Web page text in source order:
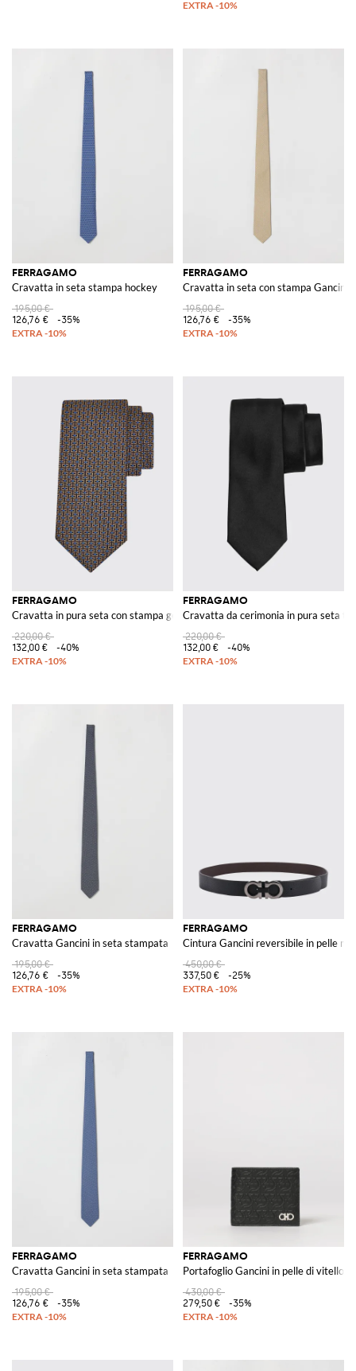
FERRAGAMO
Cravatta in seta stampa hockey
195,00 €
126,76 €
-35%
FERRAGAMO
Cravatta in seta con stampa Gancini
195,00 €
126,76 €
-35%
FERRAGAMO
Cravatta in pura seta con stampa geometrica astratta
220,00 €
132,00 €
-40%
FERRAGAMO
Cravatta da cerimonia in pura seta
220,00 €
132,00 €
-40%
FERRAGAMO
Cravatta Gancini in seta stampata
195,00 €
126,76 €
-35%
FERRAGAMO
Cintura Gancini reversibile in pelle
450,00 €
337,50 €
-25%
FERRAGAMO
Cravatta Gancini in seta stampata
195,00 €
126,76 €
-35%
FERRAGAMO
Portafoglio Gancini in pelle di vitello
430,00 €
279,50 €
-35%